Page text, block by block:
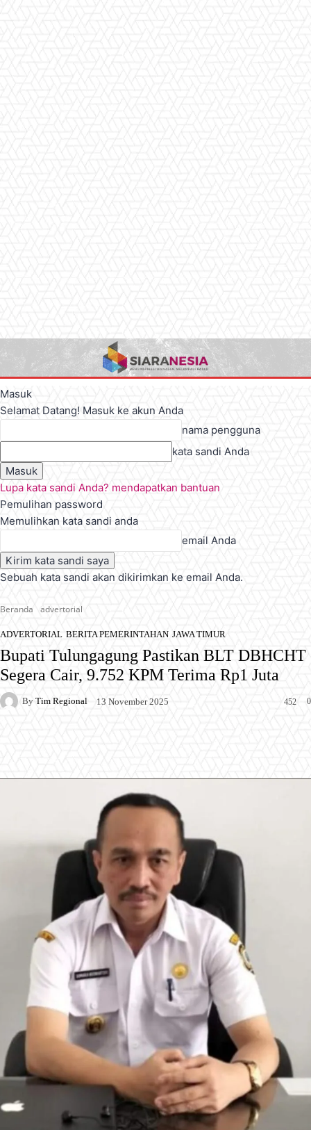
Masuk
Selamat Datang! Masuk ke akun Anda
nama pengguna
kata sandi Anda
Lupa kata sandi Anda? mendapatkan bantuan
Pemulihan password
Memulihkan kata sandi anda
email Anda
Sebuah kata sandi akan dikirimkan ke email Anda.
Beranda advertorial
ADVERTORIAL BERITA PEMERINTAHAN JAWA TIMUR
Bupati Tulungagung Pastikan BLT DBHCHT
Segera Cair, 9.752 KPM Terima Rp1 Juta
By Tim Regional 13 November 2025 0
452